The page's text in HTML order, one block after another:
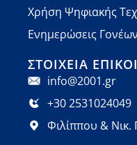
Χρήση Ψηφιακής
Ενημερώσεις Γονέων
ΣΤΟΙΧΕΊΑ
info@2001.gr
+30 2531024049
Φιλίππου &